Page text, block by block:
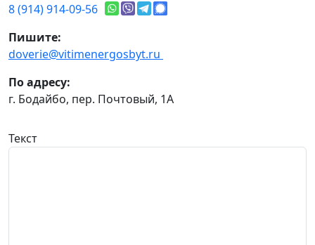
8 (914) 914-09-56
Пишите:
doverie@vitimenergosbyt.ru
По адресу:
г. Бодайбо, пер. Почтовый, 1А
Текст